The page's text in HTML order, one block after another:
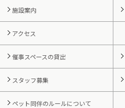
施設案内
アクセス
催事スペースの貸出
スタッフ募集
ペット同伴のルールについて